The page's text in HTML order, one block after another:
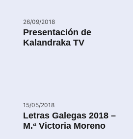
26/09/2018
Presentación de
Kalandraka TV
15/05/2018
Letras Galegas 2018 –
M.ª Victoria Moreno